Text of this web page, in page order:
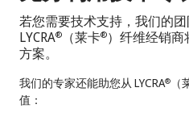
若您需要技术支持，我们的
LYCRA® （莱卡®）纤维经销
方案。
我们的专家还能助您从 LYCRA®
值：